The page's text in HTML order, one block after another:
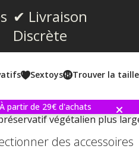
✔ Livraison
Discrète
Sextoys Trouver la
partir de 29€ d'achats
Note moyenne:
4.8 votes:
13
Maxi 10
végétalien plus
des accessoires